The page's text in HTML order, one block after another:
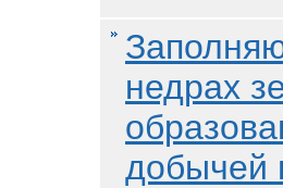
недрах
добычей